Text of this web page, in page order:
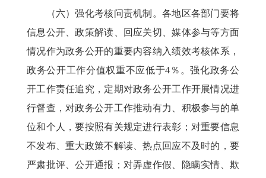
（六）强化考核问责机制。各地区各部门要将
信息公开、政策解读、回应关切、媒体参与等方面
情况作为政务公开的重要内容纳入绩效考核体系，
政务公开工作分值权重不应低于4％。强化政务公
开工作责任追究，定期对政务公开工作开展情况进
行督查，对政务公开工作推动有力、积极参与的单
位和个人，要按照有关规定进行表彰；对重要信息
不发布、重大政策不解读、热点回应不及时的，要
严肃批评、公开通报；对弄虚作假、隐瞒实情、欺